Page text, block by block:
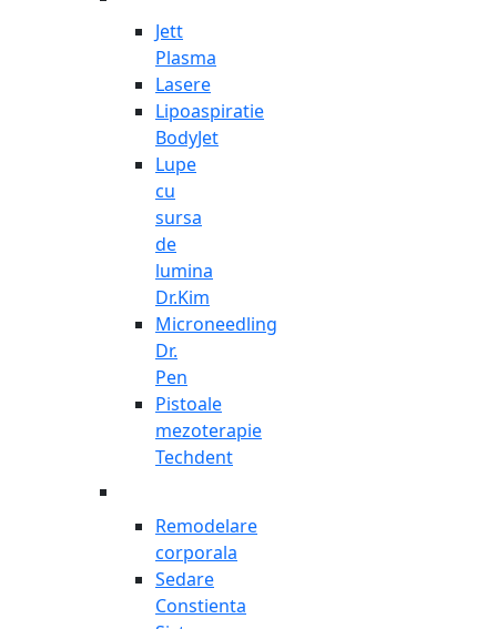
Jett
Plasma
Lasere
Lipoaspiratie
BodyJet
Lupe
cu
sursa
de
lumina
Dr.Kim
Microneedling
Dr.
Pen
Pistoale
mezoterapie
Techdent
Remodelare
corporala
Sedare
Constienta